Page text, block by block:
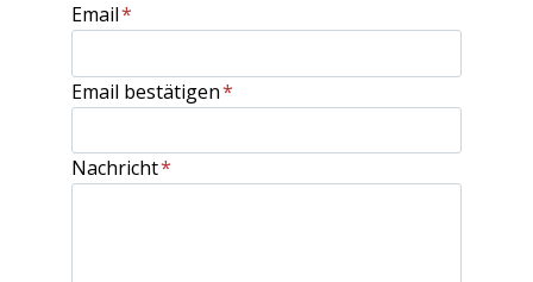
Email*
Email bestätigen*
Nachricht*